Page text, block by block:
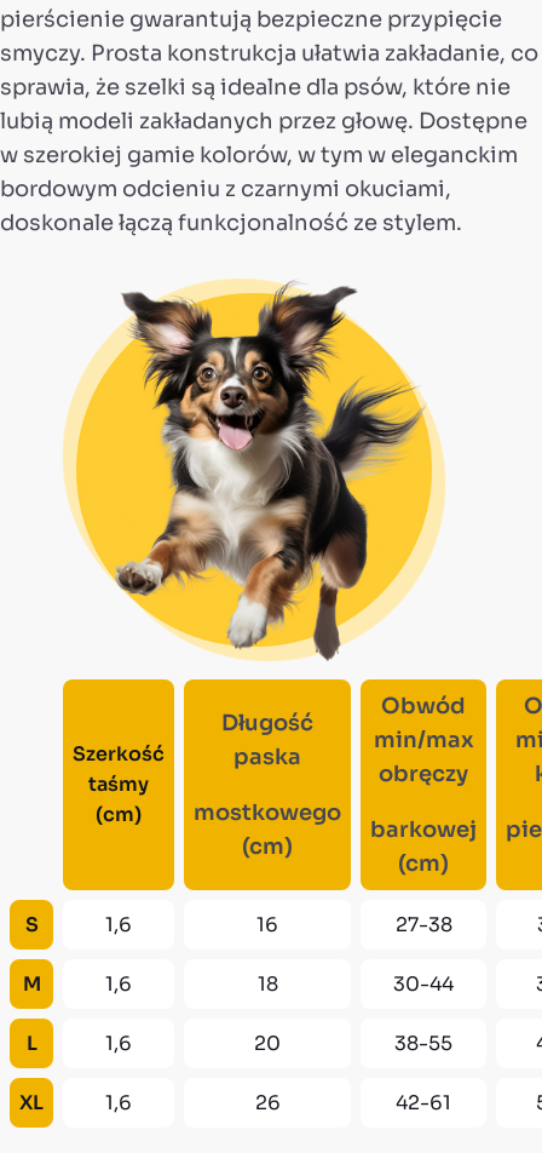
pierścienie gwarantują bezpieczne przypięcie
smyczy. Prosta konstrukcja ułatwia zakładanie, co
sprawia, że szelki są idealne dla psów, które nie
lubią modeli zakładanych przez głowę. Dostępne
w szerokiej gamie kolorów, w tym w eleganckim
bordowym odcieniu z czarnymi okuciami,
doskonale łączą funkcjonalność ze stylem.
Szerkość
taśmy
(cm)
Długość
paska
mostkowego
(cm)
Obwód
min/max
obręczy
barkowej
(cm)
S 1,6 16 27-38
M 1,6 18 30-44
L 1,6 20 38-55
XL 1,6 26 42-61